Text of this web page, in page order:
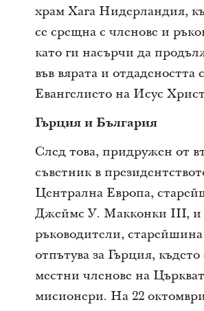
храм Хага Нидерландия,
се срещна с членове и
като ги насърчи да
във вярата и отдадеността
Евангелието на Исус
Гърция и България
След това, придружен от
съветник в
Централна Европа,
Джеймс У. Макконки III, и
ръководители,
отпътува за Гърция,
местни членове на
мисионери. На 22